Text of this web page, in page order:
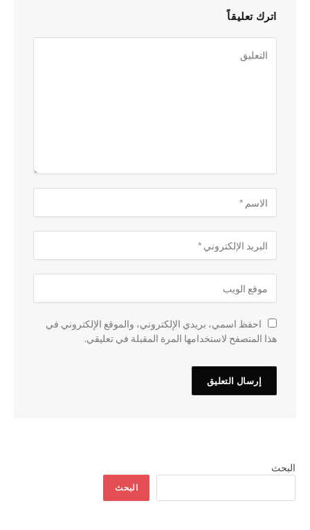
اترك تعليقاً
احفظ اسمي، بريدي الإلكتروني، والموقع الإلكتروني في
هذا المتصفح لاستخدامها المرة المقبلة في تعليقي.
البحث
البحث